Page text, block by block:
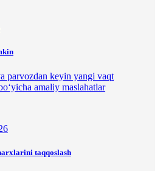
parvozdan keyin yangi vaqt
amaliy maslahatlar
taqqoslash